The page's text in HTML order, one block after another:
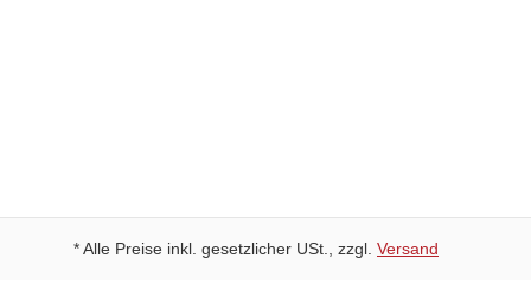
* Alle Preise inkl. gesetzlicher USt., zzgl. Versand